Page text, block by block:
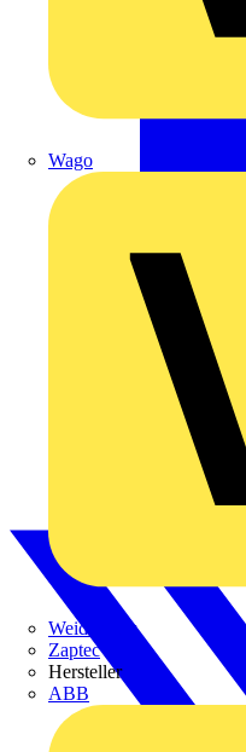
Wago
Weidmüller
Zaptec
Hersteller
ABB